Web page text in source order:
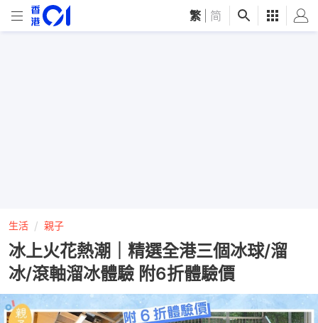
繁 简
生活 親子
冰上火花熱潮｜精選全港三個冰球/溜
冰/滾軸溜冰體驗 附6折體驗價